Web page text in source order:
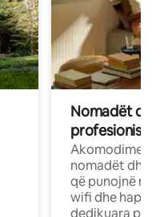
Nomadët
Akomodime
nomadët dhe
që punojnë në
wifi dhe
dedikuara